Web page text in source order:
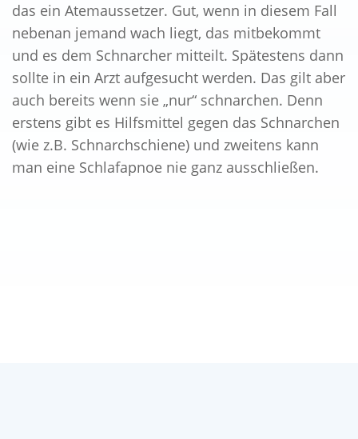
das ein Atemaussetzer. Gut, wenn in diesem Fall
nebenan jemand wach liegt, das mitbekommt
und es dem Schnarcher mitteilt. Spätestens dann
sollte in ein Arzt aufgesucht werden. Das gilt aber
auch bereits wenn sie „nur“ schnarchen. Denn
erstens gibt es Hilfsmittel gegen das Schnarchen
(wie z.B. Schnarchschiene) und zweitens kann
man eine Schlafapnoe nie ganz ausschließen.